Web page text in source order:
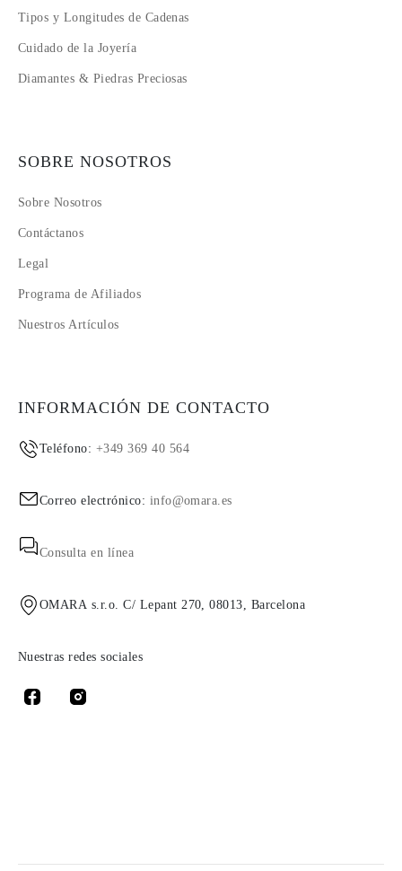
Tipos y Longitudes de Cadenas
Cuidado de la Joyería
Diamantes & Piedras Preciosas
SOBRE NOSOTROS
Sobre Nosotros
Contáctanos
Legal
Programa de Afiliados
Nuestros Artículos
INFORMACIÓN DE CONTACTO
Teléfono: +349 369 40 564
Correo electrónico: info@omara.es
Consulta en línea
OMARA s.r.o. C/ Lepant 270, 08013, Barcelona
Nuestras redes sociales